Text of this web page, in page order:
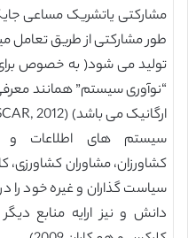
مشارکتی یاتشریک مساعی
طور مشارکتی از طریق تعامل
تولید می شود( به خصوص
“نوآوری سیستم” همانند
کشاورزان، مشاوران کشاورزی،
سیاست گذاران و غیره خود را در
دانش و نیز ارایه منابع